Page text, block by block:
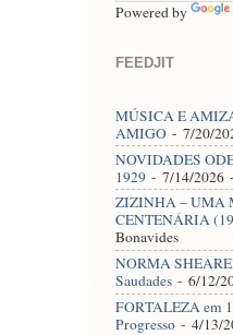
Powered by
FEEDJIT
MÚSICA E
AMIGO - 7/20/
NOVIDADES
1929 - 7/14/2026
ZIZINHA – UMA
CENTENÁRIA
Bonavides
NORMA
Saudades - 6/12/
FORTALEZA em
Progresso - 4/13/